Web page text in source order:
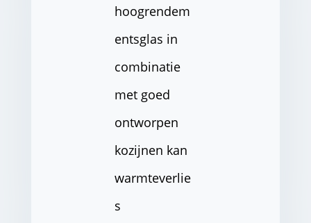
hoogrendem
entsglas in
combinatie
met goed
ontworpen
kozijnen kan
warmteverlie
s